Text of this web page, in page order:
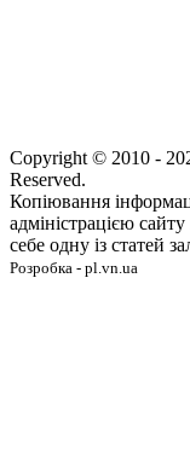
Copyright © 2010 -
Reserved.
Копіювання
адміністрацією
себе одну із статей
Розробка - pl.vn.ua